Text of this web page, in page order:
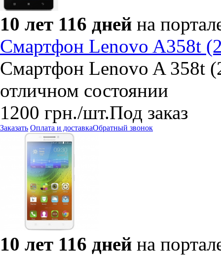
10 лет 116 дней на
Смартфон Lenovo A358t
Смартфон Lenovo A 358t
отличном состоянии
1200 грн./шт.Под заказ
Заказать Оплата и доставкаОбратный звонок
10 лет 116 дней на